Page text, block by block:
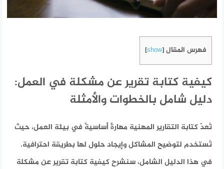
فهرس المقال [
show
]
كيفية كتابة تقرير عن مشكلة في العمل:
دليل شامل بالخطوات والأمثلة
تُعدّ كتابة التقارير المهنية مهارةً أساسيةً في بيئة العمل، حيث
تُستخدم لتوضيح المشاكل وإيجاد حلول لها بطريقة احترافية.
في هذا الدليل الشامل، سنشرح كيفية كتابة تقرير عن مشكلة